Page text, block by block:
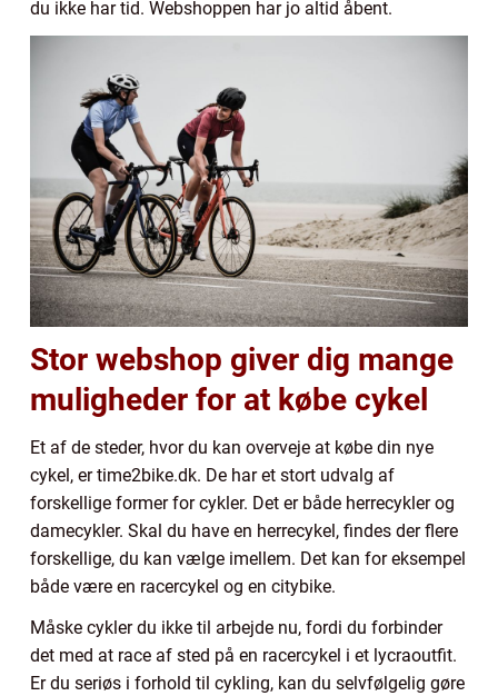
du ikke har tid. Webshoppen har jo altid åbent.
Stor webshop giver dig mange
muligheder for at købe cykel
Et af de steder, hvor du kan overveje at købe din nye
cykel, er time2bike.dk. De har et stort udvalg af
forskellige former for cykler. Det er både herrecykler og
damecykler. Skal du have en herrecykel, findes der flere
forskellige, du kan vælge imellem. Det kan for eksempel
både være en racercykel og en citybike.
Måske cykler du ikke til arbejde nu, fordi du forbinder
det med at race af sted på en racercykel i et lycraoutfit.
Er du seriøs i forhold til cykling, kan du selvfølgelig gøre